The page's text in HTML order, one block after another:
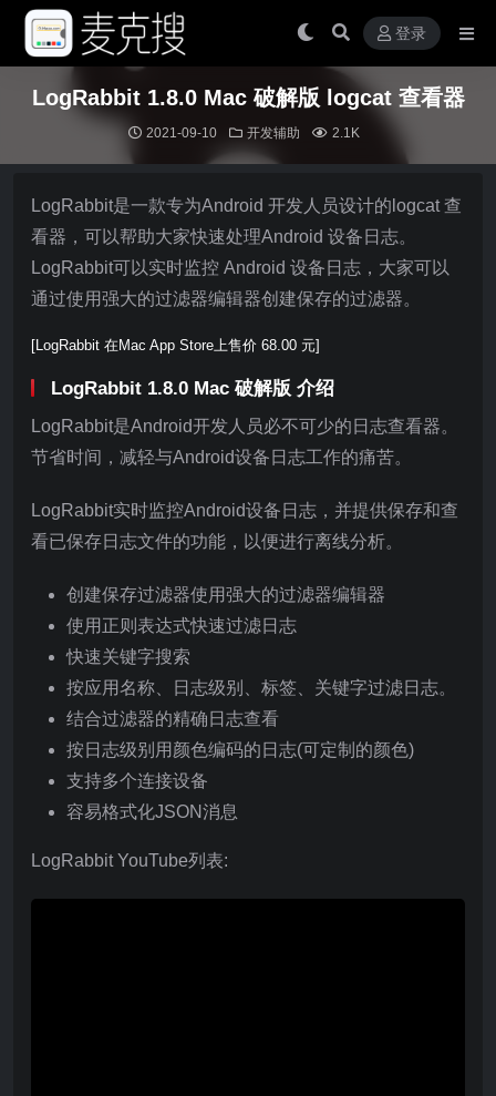
登录
LogRabbit 1.8.0 Mac 破解版 logcat 查看器
2021-09-10 开发辅助 2.1K
LogRabbit是一款专为Android 开发人员设计的logcat 查
看器，可以帮助大家快速处理Android 设备日志。
LogRabbit可以实时监控 Android 设备日志，大家可以
通过使用强大的过滤器编辑器创建保存的过滤器。
[LogRabbit 在Mac App Store上售价 68.00 元]
LogRabbit 1.8.0 Mac 破解版 介绍
LogRabbit是Android开发人员必不可少的日志查看器。
节省时间，减轻与Android设备日志工作的痛苦。
LogRabbit实时监控Android设备日志，并提供保存和查
看已保存日志文件的功能，以便进行离线分析。
创建保存过滤器使用强大的过滤器编辑器
使用正则表达式快速过滤日志
快速关键字搜索
按应用名称、日志级别、标签、关键字过滤日志。
结合过滤器的精确日志查看
按日志级别用颜色编码的日志(可定制的颜色)
支持多个连接设备
容易格式化JSON消息
LogRabbit YouTube列表: